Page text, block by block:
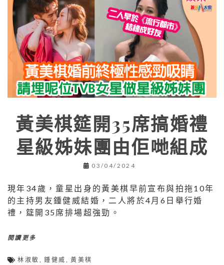
黃美棋筵開35席搞婚禮
星級姊妹團由佢哋組成
03/04/2024
現年34歲，童星出身的黃美棋早前宣布與拍拖10年
的主持男友鍾健威結婚，二人將於4月6日舉行婚
禮，筵開35席排場超強勁。
閱讀更多
林淑敏 ,鍾健威 ,黃美棋